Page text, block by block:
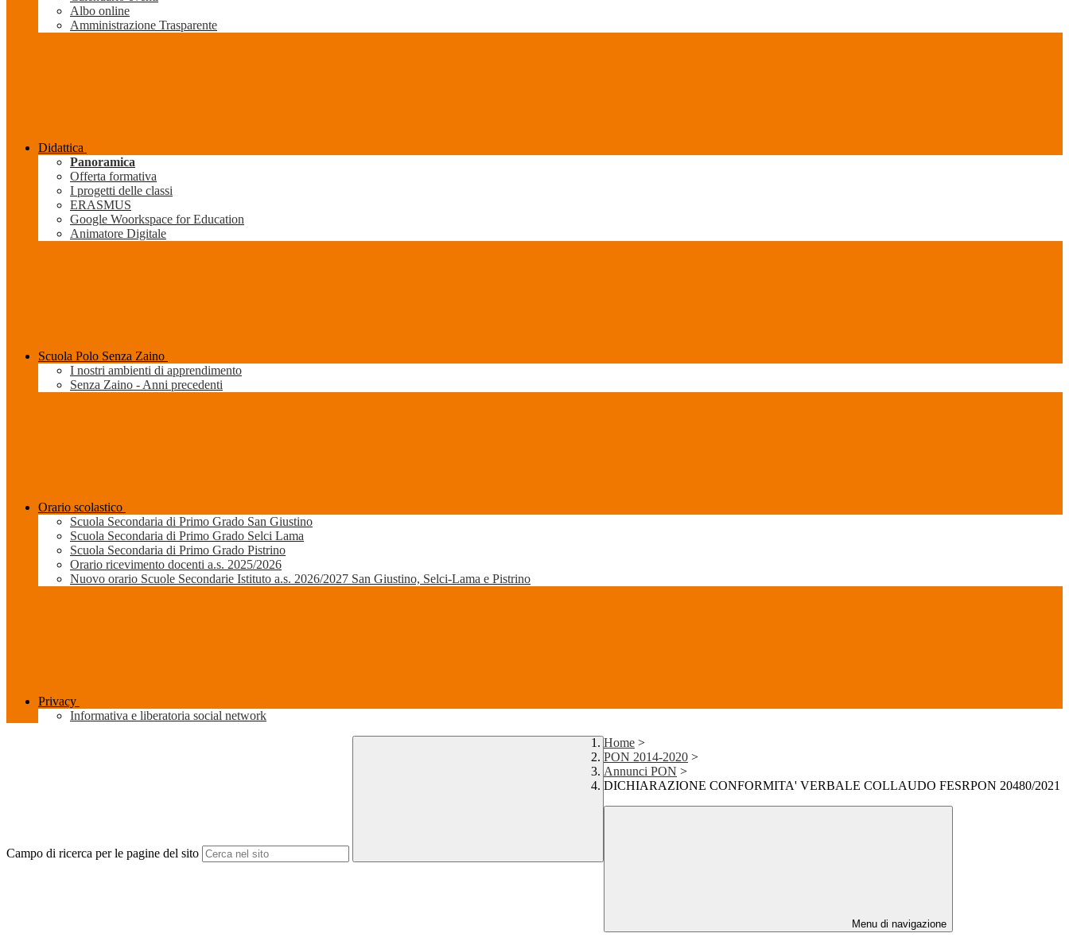
Albo online
Amministrazione Trasparente
Didattica
Panoramica
Offerta formativa
I progetti delle classi
ERASMUS
Google Woorkspace for Education
Animatore Digitale
Scuola Polo Senza Zaino
I nostri ambienti di apprendimento
Senza Zaino - Anni precedenti
Orario scolastico
Scuola Secondaria di Primo Grado San Giustino
Scuola Secondaria di Primo Grado Selci Lama
Scuola Secondaria di Primo Grado Pistrino
Orario ricevimento docenti a.s. 2025/2026
Nuovo orario Scuole Secondarie Istituto a.s. 2026/2027 San Giustino, Selci-Lama e Pistrino
Privacy
Informativa e liberatoria social network
Campo di ricerca per le pagine del sito
Home >
PON 2014-2020 >
Annunci PON >
DICHIARAZIONE CONFORMITA' VERBALE COLLAUDO FESRPON 20480/2021
Menu di navigazione